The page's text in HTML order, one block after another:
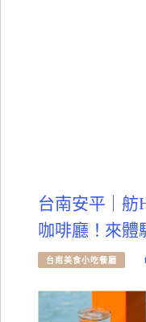
台南安平｜舫
咖啡廳！來體
台南美食小吃餐廳